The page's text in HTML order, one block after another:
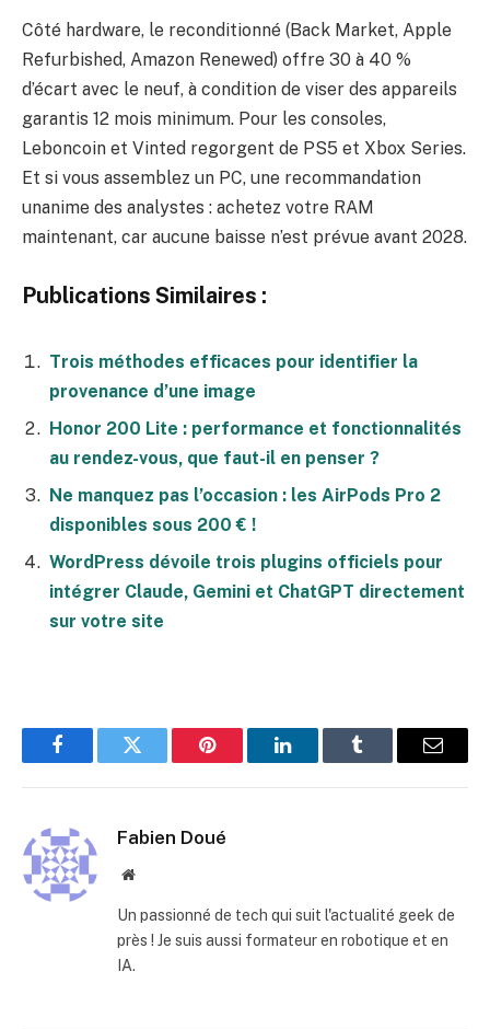
Côté hardware, le reconditionné (Back Market, Apple
Refurbished, Amazon Renewed) offre 30 à 40 %
d’écart avec le neuf, à condition de viser des appareils
garantis 12 mois minimum. Pour les consoles,
Leboncoin et Vinted regorgent de PS5 et Xbox Series.
Et si vous assemblez un PC, une recommandation
unanime des analystes : achetez votre RAM
maintenant, car aucune baisse n’est prévue avant 2028.
Publications Similaires :
Trois méthodes efficaces pour identifier la
provenance d’une image
Honor 200 Lite : performance et fonctionnalités
au rendez-vous, que faut-il en penser ?
Ne manquez pas l’occasion : les AirPods Pro 2
disponibles sous 200 € !
WordPress dévoile trois plugins officiels pour
intégrer Claude, Gemini et ChatGPT directement
sur votre site
FacebookTwitter Pinterest LinkedInTumblr
E-
Fabien Doué
Site
Un passionné de tech qui suit l'actualité geek de
près ! Je suis aussi formateur en robotique et en
IA.